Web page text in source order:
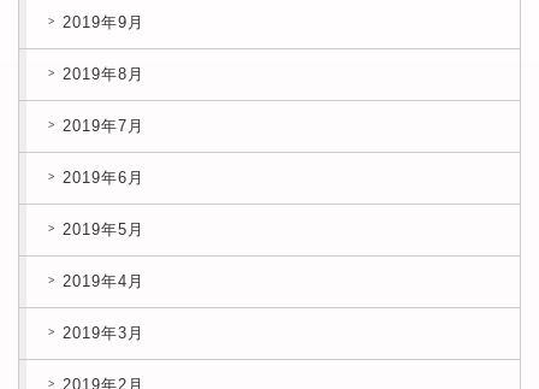
2019年9月
2019年8月
2019年7月
2019年6月
2019年5月
2019年4月
2019年3月
2019年2月